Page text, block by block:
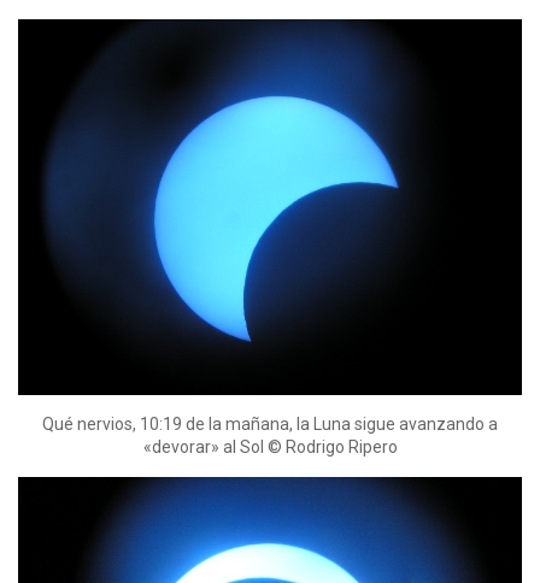
Qué nervios, 10:19 de la mañana, la Luna sigue avanzando a
«devorar» al Sol © Rodrigo Ripero